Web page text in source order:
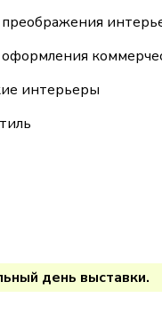
интерьеры
день выставки.